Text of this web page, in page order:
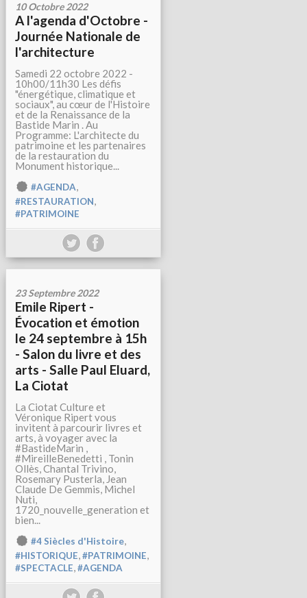
10 Octobre 2022
A l'agenda d'Octobre -
Journée Nationale de
l'architecture
Samedi 22 octobre 2022 -
10h00/11h30 Les défis
"énergétique, climatique et
sociaux", au cœur de l'Histoire
et de la Renaissance de la
Bastide Marin . Au
Programme: L'architecte du
patrimoine et les partenaires
de la restauration du
Monument historique...
#AGENDA,
#RESTAURATION,
#PATRIMOINE
23 Septembre 2022
Emile Ripert -
Évocation et émotion
le 24 septembre à 15h
- Salon du livre et des
arts - Salle Paul Eluard,
La Ciotat
La Ciotat Culture et
Véronique Ripert vous
invitent à parcourir livres et
arts, à voyager avec la
#BastideMarin ,
#MireilleBenedetti , Tonin
Ollès, Chantal Trivino,
Rosemary Pusterla, Jean
Claude De Gemmis, Michel
Nuti,
1720_nouvelle_generation et
bien...
#4 Siècles d'Histoire,
#HISTORIQUE,#PATRIMOINE,
#SPECTACLE,#AGENDA